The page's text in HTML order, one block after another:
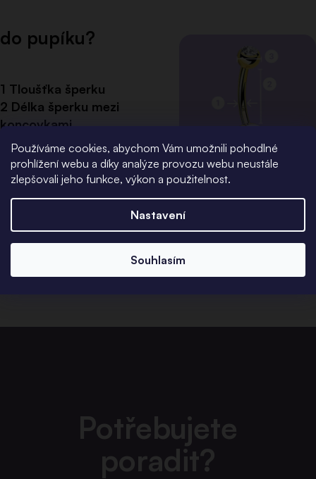
Používáme cookies, abychom Vám umožnili pohodlné
prohlížení webu a díky analýze provozu webu neustále
zlepšovali jeho funkce, výkon a použitelnost.
Nastavení
Souhlasím
do pupíku?
1 Tloušťka šperku
2 Délka šperku mezi
koncovkami
3 Velikost koncovek (horní
a spodní kulička)
Výsledná velikost pak může
vypadat například takto: 1,6
mm x 10 mm x 5 mm & 8
mm
Potřebujete
poradit?